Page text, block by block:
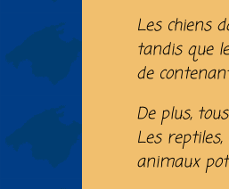
Les chiens
tandis que
de
De plus,
Les
animaux